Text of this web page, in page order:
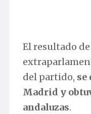
El resultado
del partido, se
Madrid y
andaluzas.